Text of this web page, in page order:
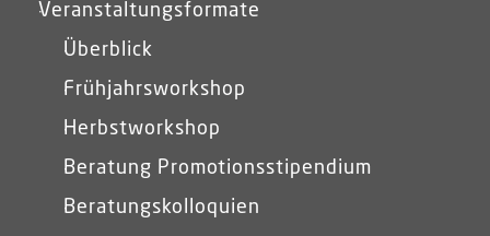
Veranstaltungsformate
Überblick
Frühjahrsworkshop
Herbstworkshop
Beratung Promotionsstipendium
Beratungskolloquien